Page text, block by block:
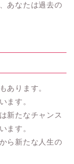
あなたは過去の
あります。
ます。
新たなチャンス
ます。
ら新たな人生の